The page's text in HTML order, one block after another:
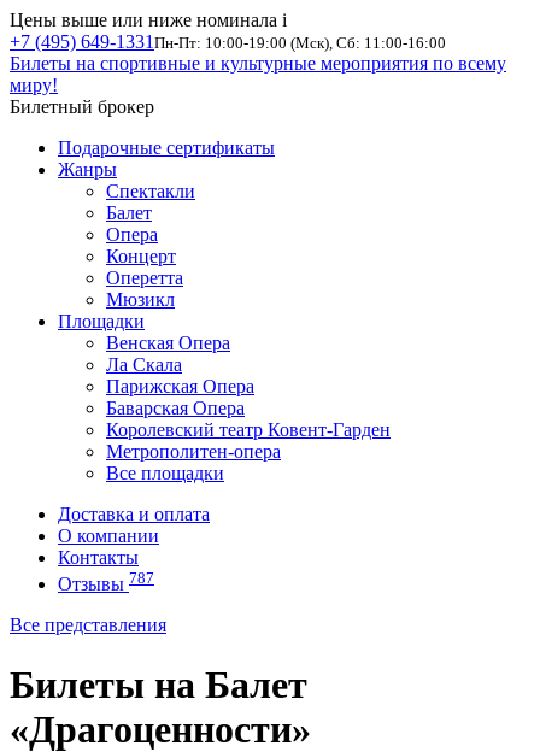
Цены выше или ниже номинала i
+7 (495) 649-1331 Пн-Пт: 10:00-19:00 (Мск), Сб: 11:00-16:00
Билеты на спортивные и культурные мероприятия по всему
миру!
Билетный брокер
Подарочные сертификаты
Жанры
Спектакли
Балет
Опера
Концерт
Оперетта
Мюзикл
Площадки
Венская Опера
Ла Скала
Парижская Опера
Баварская Опера
Королевский театр Ковент-Гарден
Метрополитен-опера
Все площадки
Доставка и оплата
О компании
Контакты
Отзывы 787
Все представления
Билеты на Балет
«Драгоценности»